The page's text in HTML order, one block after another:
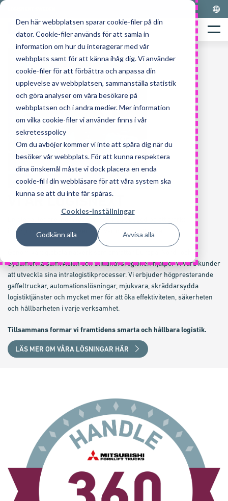
Den här webbplatsen sparar cookie-filer på din
dator. Cookie-filer används för att samla in
information om hur du interagerar med vår
webbplats samt för att känna ihåg dig. Vi använder
cookie-filer för att förbättra och anpassa din
upplevelse av webbplatsen, sammanställa statistik
och göra analyser om våra besökare på
webbplatsen och i andra medier. Mer information
om vilka cookie-filer vi använder finns i vår
sekretesspolicy
Om du avböjer kommer vi inte att spåra dig när du
besöker vår webbplats. För att kunna respektera
dina önskemål måste vi dock placera en enda
cookie-fil i din webbläsare för att våra system ska
kunna se att du inte får spåras.
Cookies-inställningar
Godkänn alla Avvisa alla
Skip
Home
Menu
VI ÄR LOGISNEXT
ingenjörsarv som sträcker sig över mer än ett sekel.
Sydamerika samt Asien och Stillahavsregionen hjälper vi våra kunder
att utveckla sina intralogistikprocesser. Vi erbjuder högpresterande
gaffeltruckar, automationslösningar, mjukvara, skräddarsydda
logistiktjänster och mycket mer för att öka effektiviteten, säkerheten
och hållbarheten i varje verksamhet.
Tillsammans formar vi framtidens smarta och hållbara logistik.
LÄS MER OM VÅRA LÖSNINGAR HÄR